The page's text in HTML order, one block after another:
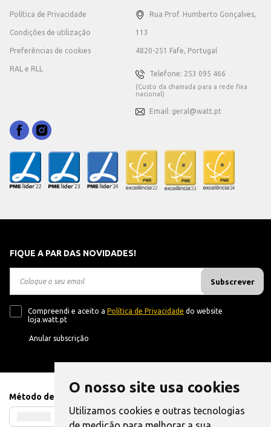
O nosso site usa cookies
Utilizamos cookies e outras tecnologias
Política de Privacidade
Condições de utilização
Preferências de cookies
RAL e RLL
Rua Prof. Humberto Gonçalves,
113
4820-251 Fafe, Portugal
Telefone: 253 095 466
(Custo da chamada para a rede fixa
nacional)
Email: geral@watt.pt
FIQUE A PAR DAS NOVIDADES!
Subscrever
Compreendi e aceito a Política de Privacidade do website
loja.watt.pt
Anular subscrição
Método de Pagamento